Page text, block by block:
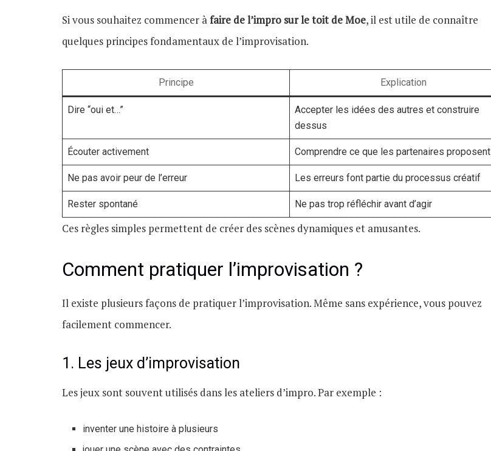
Si vous souhaitez commencer à faire de l’impro sur le toit de Moe, il est utile de connaître
quelques principes fondamentaux de l’improvisation.
Principe Explication
Dire “oui et…”
Accepter les idées des autres et construire
dessus
Écouter activement Comprendre ce que les partenaires proposent
Ne pas avoir peur de l’erreur Les erreurs font partie du processus créatif
Rester spontané Ne pas trop réfléchir avant d’agir
Ces règles simples permettent de créer des scènes dynamiques et amusantes.
Comment pratiquer l’improvisation ?
Il existe plusieurs façons de pratiquer l’improvisation. Même sans expérience, vous pouvez
facilement commencer.
1. Les jeux d’improvisation
Les jeux sont souvent utilisés dans les ateliers d’impro. Par exemple :
inventer une histoire à plusieurs